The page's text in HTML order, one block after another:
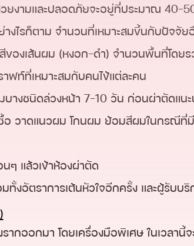
งามและปลอดภัยจะอยู่ที่ประมาณ 40-
งไรก็ตาม จำนวนที่เหมาะสมขึ้นกับปัจจั
องเส้นผม (หงอก-ดำ) จำนวนพื้นที่โดย
ฟท์ที่เหมาะสมกับคนไข้แต่ละคน
างชนิดล่วงหน้า 7-10 วัน ก่อนผ่าตัดแน
วาดแนวผม โกนผม ย้อมสีผมในกรณีที่
ๆ แล้วเข้าห้องผ่าตัด
ทั้งอัตราการเต้นหัวใจอีกครั้ง และผู้รับบ
กออกมา โดยเครื่องมือพิเศษ ในเวลานี้จ